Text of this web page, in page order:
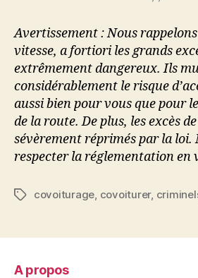
Avertissement : Nous rappelons
vitesse, a fortiori les grands
extrêmement dangereux. Ils
considérablement le risque
aussi bien pour vous que pour
de la route. De plus, les excès
sévèrement réprimés par la loi.
respecter la réglementation en
Étiquettes
covoiturage, covoiturer,
A propos